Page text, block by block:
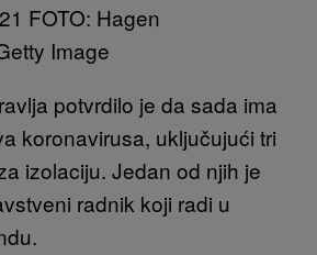
FOTO: Hagen
Image
potvrdilo je da sada ima
koronavirusa, uključujući tri
izolaciju. Jedan od njih je
radnik koji radi u